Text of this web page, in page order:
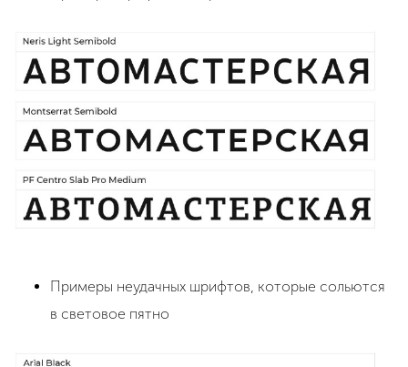
Примеры неудачных шрифтов, которые сольются
в световое пятно